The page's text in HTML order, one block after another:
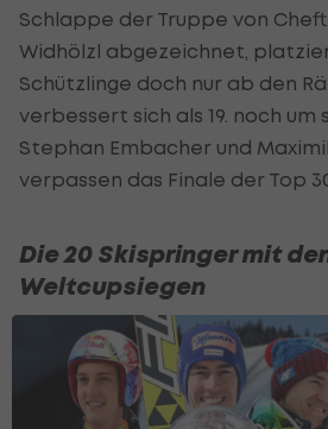
Schlappe der Truppe von
Widhölzl abgezeichnet,
Schützlinge doch nur ab den
verbessert sich als 19. noch um
Stephan Embacher und
verpassen das Finale der Top
Die 20 Skispringer mit
Weltcupsiegen